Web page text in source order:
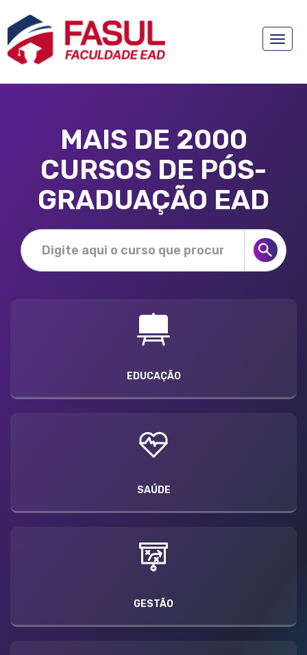
Toggle
MAIS DE 2000
CURSOS DE PÓS-
GRADUAÇÃO EAD
EDUCAÇÃO
SAÚDE
GESTÃO